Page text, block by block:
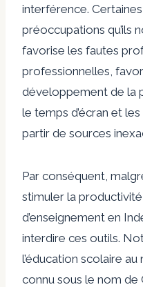
interférence.
préoccupations qu’ils
favorise les fautes
professionnelles,
développement de la
le temps d’écran et
partir de sources
Par conséquent,
stimuler la
d’enseignement en
interdire ces outils.
l’éducation scolaire au
connu sous le nom